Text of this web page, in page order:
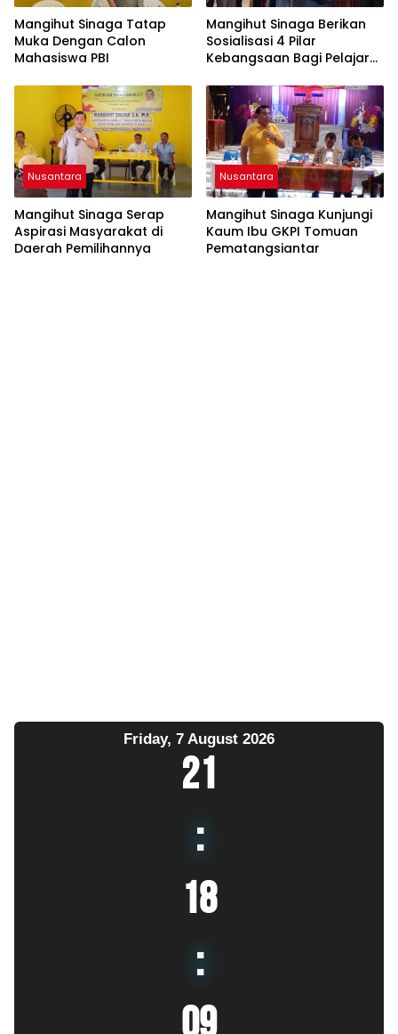
Mangihut Sinaga Tatap
Muka Dengan Calon
Mahasiswa PBI
Mangihut Sinaga Berikan
Sosialisasi 4 Pilar
Kebangsaan Bagi Pelajar
Nusantara
Mangihut Sinaga Serap
Aspirasi Masyarakat di
Daerah Pemilihannya
Nusantara
Mangihut Sinaga Kunjungi
Kaum Ibu GKPI Tomuan
Pematangsiantar
Friday, 7 August 2026
21
:
18
: